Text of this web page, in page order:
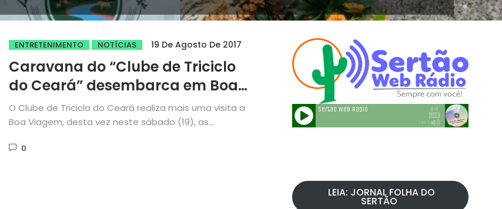
ENTRETENIMENTO NOTÍCIAS 19 De Agosto De 2017
Caravana do “Clube de Triciclo
do Ceará” desembarca em Boa
Viagem neste sábado
O Clube de Triciclo do Ceará realiza mais uma visita a
Boa Viagem, desta vez neste sábado (19), as...
0
LEIA: JORNAL FOLHA DO
SERTÃO